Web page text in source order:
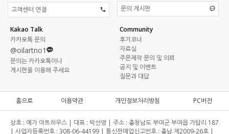
고객센터 연결
문의 게시판
Kakao Talk
카카오톡 문의
@oilartno1
문의는 카카오톡이나
게시판을 이용해 주세요
Community
후기코너
자료실
주문제작 문의 및 의뢰
공지 및 이벤트
질문과 대답
홈으로 이용약관 개인정보처리방침 PC버전
상호 : 예가 아트하우스 | 대표 : 박선영 | 주소 : 충청남도 부여군 부여읍 가탑리 187
| 사업자등록번호 : 308-06-44199 | 통신판매업신고번호 : 충남 제2009-26호 |